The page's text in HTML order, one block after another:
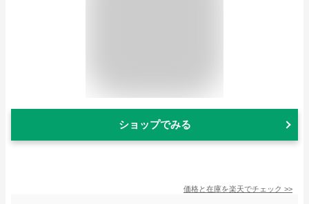
ショップでみる
価格と在庫を楽天でチェック >>